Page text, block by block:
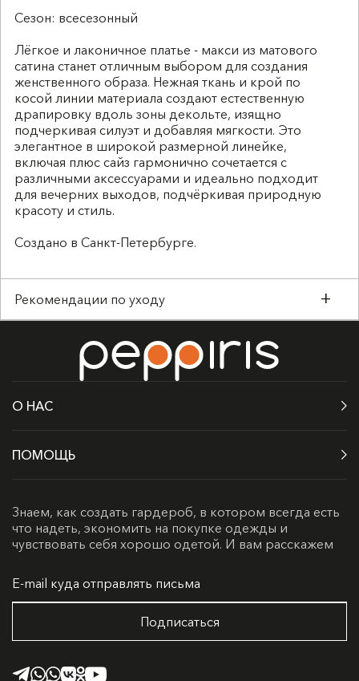
Сезон: всесезонный
Лёгкое и лаконичное платье - макси из матового
сатина станет отличным выбором для создания
женственного образа. Нежная ткань и крой по
косой линии материала создают естественную
драпировку вдоль зоны декольте, изящно
подчеркивая силуэт и добавляя мягкости. Это
элегантное в широкой размерной линейке,
включая плюс сайз гармонично сочетается с
различными аксессуарами и идеально подходит
для вечерних выходов, подчёркивая природную
красоту и стиль.
Создано в Санкт-Петербурге.
Рекомендации по уходу
Не отбеливать
Температура утюга до 110°C
Барабанная сушка запрещена
Деликатный материал требует бережного
О НАС
ПОМОЩЬ
Знаем, как создать гардероб, в котором всегда есть
что надеть, экономить на покупке одежды и
чувствовать себя хорошо одетой. И вам расскажем
Подписаться